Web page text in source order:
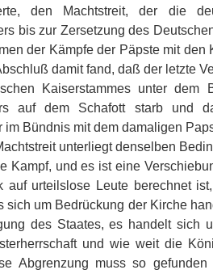
den Machtstreit, der die
bis zur Zersetzung des
der Kämpfe der Päpste mit den
damit fand, daß der letzte
Kaiserstammes unter dem
auf dem Schafott starb und
im Bündnis mit dem damaligen
unterliegt denselben
Kampf, und es ist eine
auf urteilslose Leute berechnet
sich um Bedrückung der Kirche
des Staates, es handelt sich
und wie weit die
Abgrenzung muss so